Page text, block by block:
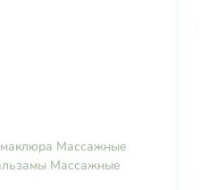
Массажные
Массажные